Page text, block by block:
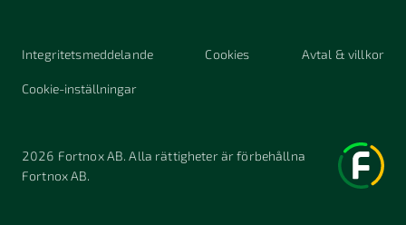
Integritetsmeddelande Cookies Avtal & villkor
Cookie-inställningar
2026 Fortnox AB. Alla rättigheter är förbehållna
Fortnox AB.